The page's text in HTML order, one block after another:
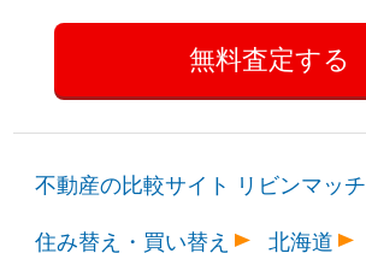
不動産の比較サイト リビンマッチ
住み替え・買い替え
北海道